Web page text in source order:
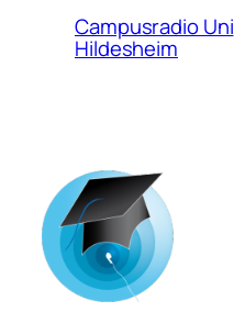
Campusradio Uni
Hildesheim